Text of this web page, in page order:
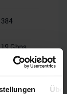
384
19 Gbps